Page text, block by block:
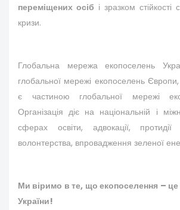
переміщених осіб і зразком
кризи.
Глобальна мережа екопоселень
глобальної мережі екопоселень
є частиною глобальної мережі
Організація діє на національній і
сферах освіти, адвокації, протидії
волонтерства, впровадження зеленої
Ми віримо в те, що екопоселення – це
України!